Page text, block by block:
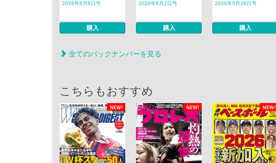
2026年6月9日号
購入
2026年6月2日号
購入
2026年5月26日号
購入
全てのバックナンバーを見る
こちらもおすすめ
NEW! NEW! NEW!